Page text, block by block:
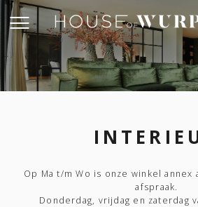
Op Ma t/m Wo is onze winkel
afspraak.
Donderdag, vrijdag en zaterdag